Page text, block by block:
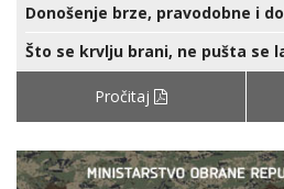
Donošenje brze, pravodobne i
Što se krvlju brani, ne pušta se
Pročitaj